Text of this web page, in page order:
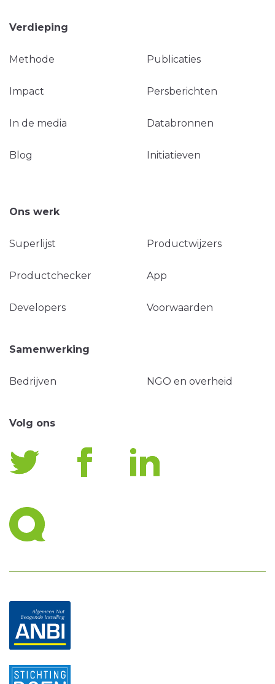
Verdieping
Methode Publicaties
Impact Persberichten
In de media Databronnen
Blog Initiatieven
Ons werk
Superlijst Productwijzers
Productchecker App
Developers Voorwaarden
Samenwerking
Bedrijven NGO en overheid
Volg ons